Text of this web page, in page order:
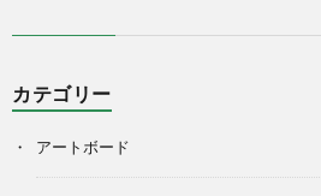
カテゴリー
アートボード